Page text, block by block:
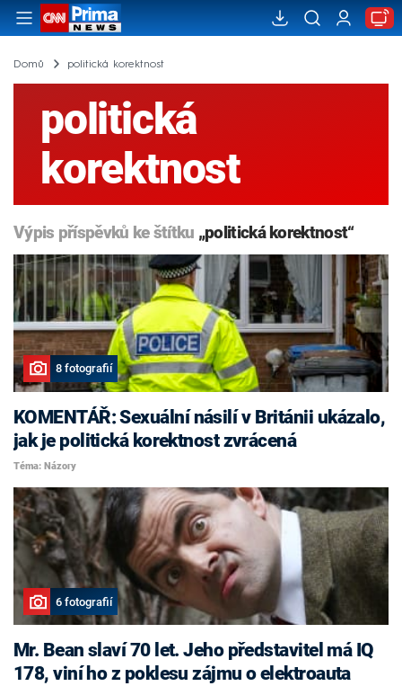
Domů politická korektnost
politická
korektnost
Výpis příspěvků ke štítku „politická korektnost“
8 fotografií
KOMENTÁŘ: Sexuální násilí v Británii ukázalo,
jak je politická korektnost zvrácená
Téma: Názory
6 fotografií
Mr. Bean slaví 70 let. Jeho představitel má IQ
178, viní ho z poklesu zájmu o elektroauta